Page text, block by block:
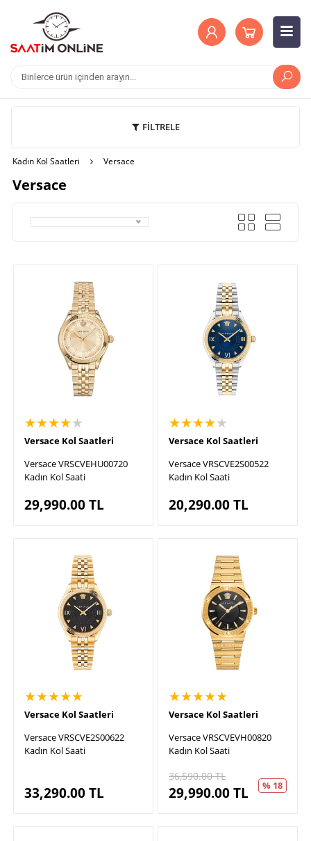
FİLTRELE
Kadın Kol Saatleri Versace
Versace
★★★★★
Versace Kol Saatleri
Versace VRSCVEHU00720
Kadın Kol Saati
29,990.00TL
★★★★★
Versace Kol Saatleri
Versace VRSCVE2S00522
Kadın Kol Saati
20,290.00TL
★★★★★
Versace Kol Saatleri
Versace VRSCVE2S00622
Kadın Kol Saati
33,290.00TL
★★★★★
Versace Kol Saatleri
Versace VRSCVEVH00820
Kadın Kol Saati
36,590.00TL
29,990.00TL % 18